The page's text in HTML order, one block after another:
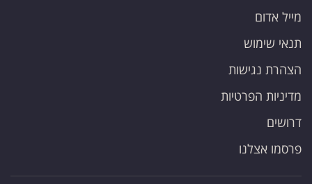
מייל אדום
תנאי שימוש
הצהרת נגישות
מדיניות הפרטיות
דרושים
פרסמו אצלנו